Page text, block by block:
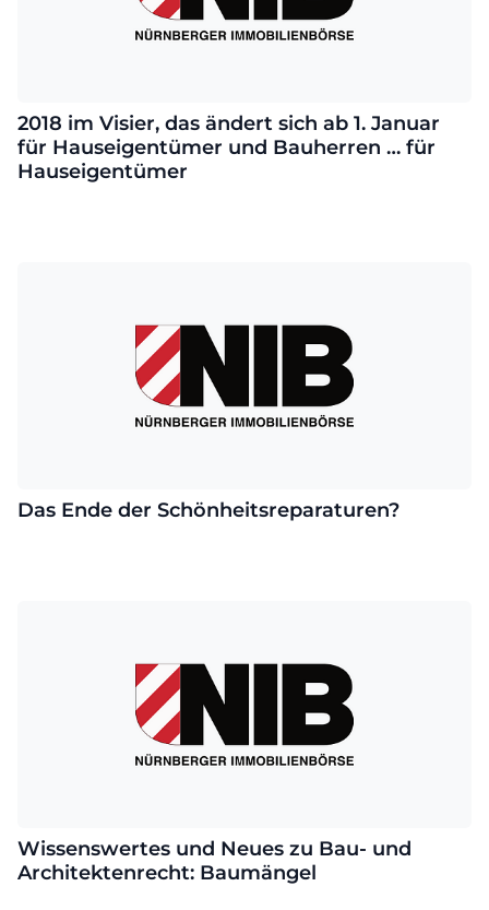
2018 im Visier, das ändert sich ab 1. Januar
für Hauseigentümer und Bauherren … für
Hauseigentümer
Das Ende der Schönheitsreparaturen?
Wissenswertes und Neues zu Bau- und
Architektenrecht: Baumängel